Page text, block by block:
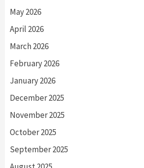
May 2026
April 2026
March 2026
February 2026
January 2026
December 2025
November 2025
October 2025
September 2025